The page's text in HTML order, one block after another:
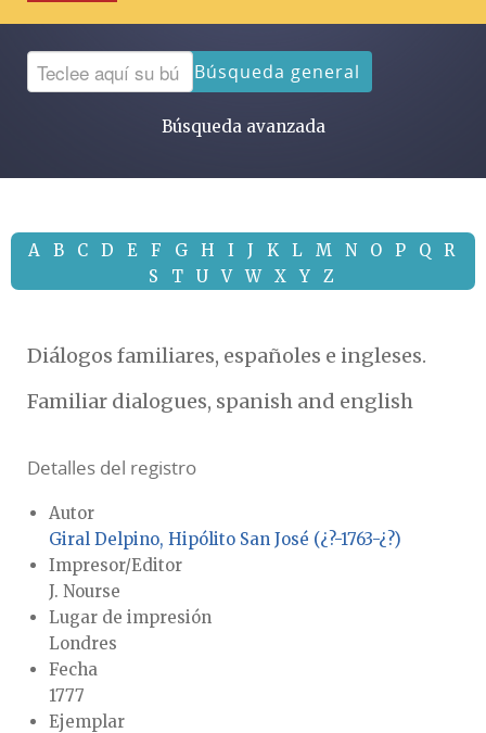
Búsqueda general
Búsqueda avanzada
A B C D E F G H I J K L M N O P Q
R
S
T U V W X Y Z
Diálogos familiares, españoles e ingleses.
Familiar dialogues, spanish and english
Detalles del registro
Autor
Giral Delpino, Hipólito San José (¿?-1763-¿?)
Impresor/Editor
J. Nourse
Lugar de impresión
Londres
Fecha
1777
Ejemplar